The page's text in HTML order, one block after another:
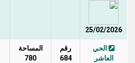
25/02/2026
الحي
العاشر
رقم
684
المساحة
780